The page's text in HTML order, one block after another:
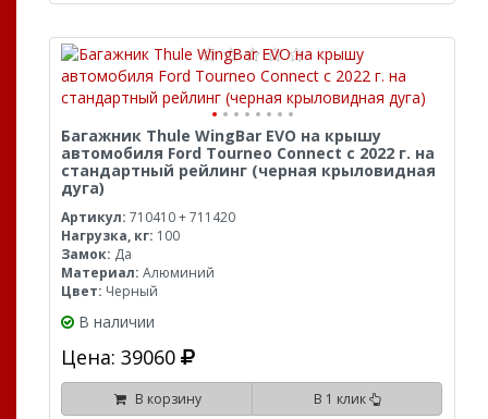
Багажник Thule WingBar EVO на крышу
автомобиля Ford Tourneo Connect с 2022 г. на
стандартный рейлинг (черная крыловидная
дуга)
Артикул: 710410 + 711420
Нагрузка, кг: 100
Замок: Да
Материал: Алюминий
Цвет: Черный
В наличии
Цена: 39060
В корзину В 1 клик